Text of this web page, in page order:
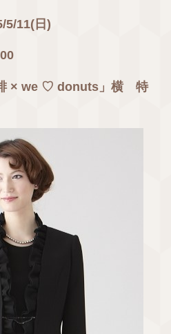
5/11(日)
× we ♡ donuts」横 特